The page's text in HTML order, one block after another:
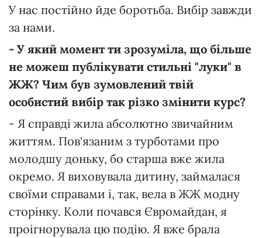
У нас постійно йде боротьба. Вибір завжди
за нами.
- У який момент ти зрозуміла, що більше
не можеш публікувати стильні "луки" в
ЖЖ? Чим був зумовлений твій
особистий вибір так різко змінити курс?
- Я справді жила абсолютно звичайним
життям. Пов'язаним з турботами про
молодшу доньку, бо старша вже жила
окремо. Я виховувала дитину, займалася
своїми справами і, так, вела в ЖЖ модну
сторінку. Коли почався Євромайдан, я
проігнорувала цю подію. Я вже брала